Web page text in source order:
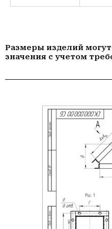
Размеры изделий
значения с учетом